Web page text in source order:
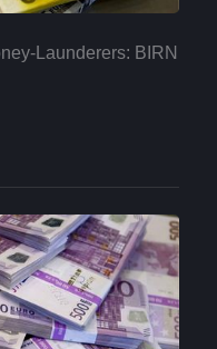
Launderers: BIRN